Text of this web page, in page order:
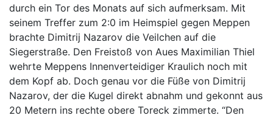
durch ein Tor des Monats auf sich aufmerksam. Mit
seinem Treffer zum 2:0 im Heimspiel gegen Meppen
brachte Dimitrij Nazarov die Veilchen auf die
Siegerstraße. Den Freistoß von Aues Maximilian Thiel
wehrte Meppens Innenverteidiger Kraulich noch mit
dem Kopf ab. Doch genau vor die Füße von Dimitrij
Nazarov, der die Kugel direkt abnahm und gekonnt aus
20 Metern ins rechte obere Toreck zimmerte. “Den